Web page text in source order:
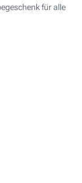
für alle